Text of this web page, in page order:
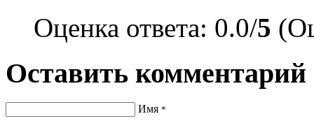
Оценка ответа: 0.0/5
Оставить комментарий
Имя *